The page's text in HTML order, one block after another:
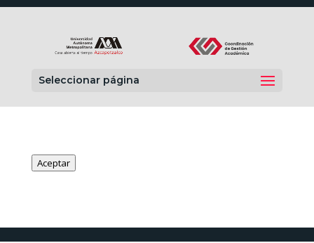
Seleccionar página
Aceptar